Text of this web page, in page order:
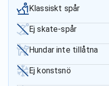
Klassiskt spår
Ej skate-spår
Hundar inte tillåtna
Ej konstsnö